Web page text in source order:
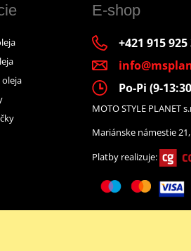
E-shop
+421 915 925
Po-Pi (9-
MOTO STYLE PLANET
Mariánske námestie
Platby realizuje: